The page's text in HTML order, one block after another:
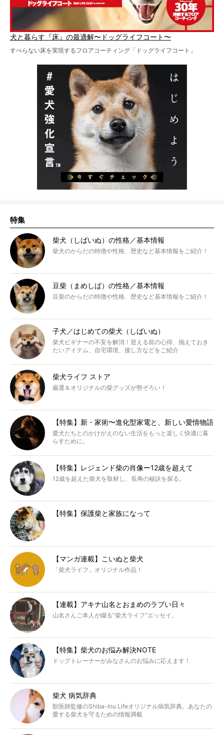
犬と暮らす『床』の最適解〜ドッグライフコート〜
すべらない床を実現するフロアコーティング「ドッグライフコート」
特集
柴犬（しばいぬ）の性格／基本情報
柴犬のからだの特徴や性格、歴史など基本情報をご紹介！
豆柴（まめしば）の性格／基本情報
豆柴のからだの特徴や性格、歴史など基本情報をご紹介！
子犬／はじめての柴犬（しばいぬ）
柴犬ビギナーの不安を解消！迎える前の心得、揃えておき
たいアイテム、自宅環境、接し方などをご紹介
柴犬ライフ ストア
厳選＆オリジナルの柴グッズが勢ぞろい！
【特集】新・家術〜進化型家電と、新しい愛情物語
愛犬たちとのかけがえのない生活をもっと楽しく快適に暮
らすために。
【特集】レジェンド柴の肖像ー12歳を超えて
12歳を超えた柴犬を取材し、長寿の秘訣を探る。
【特集】保護柴と家族になって
【マンガ連載】こいぬと柴犬
「柴犬ライフ」オリジナル作品！
【連載】アキナ山名とおまめのラブい日々
山名さんご本人が綴る“柴犬ライフ”エッセイ。
【特集】柴犬のお悩み解決NOTE
ドッグトレーナーがみなさんのお悩みに応えます！
柴犬 病気辞典
獣医師監修のShiba-Inu Lifeオリジナル病気辞典。あなたの
愛する柴犬を守るための情報満載